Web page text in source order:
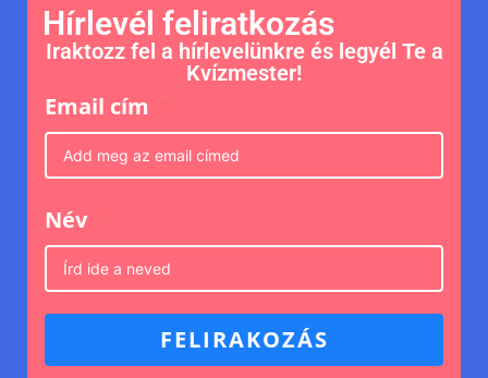
Hírlevél feliratkozás
Iraktozz fel a hírlevelünkre és legyél Te a
Kvízmester!
Email cím
Név
FELIRAKOZÁS